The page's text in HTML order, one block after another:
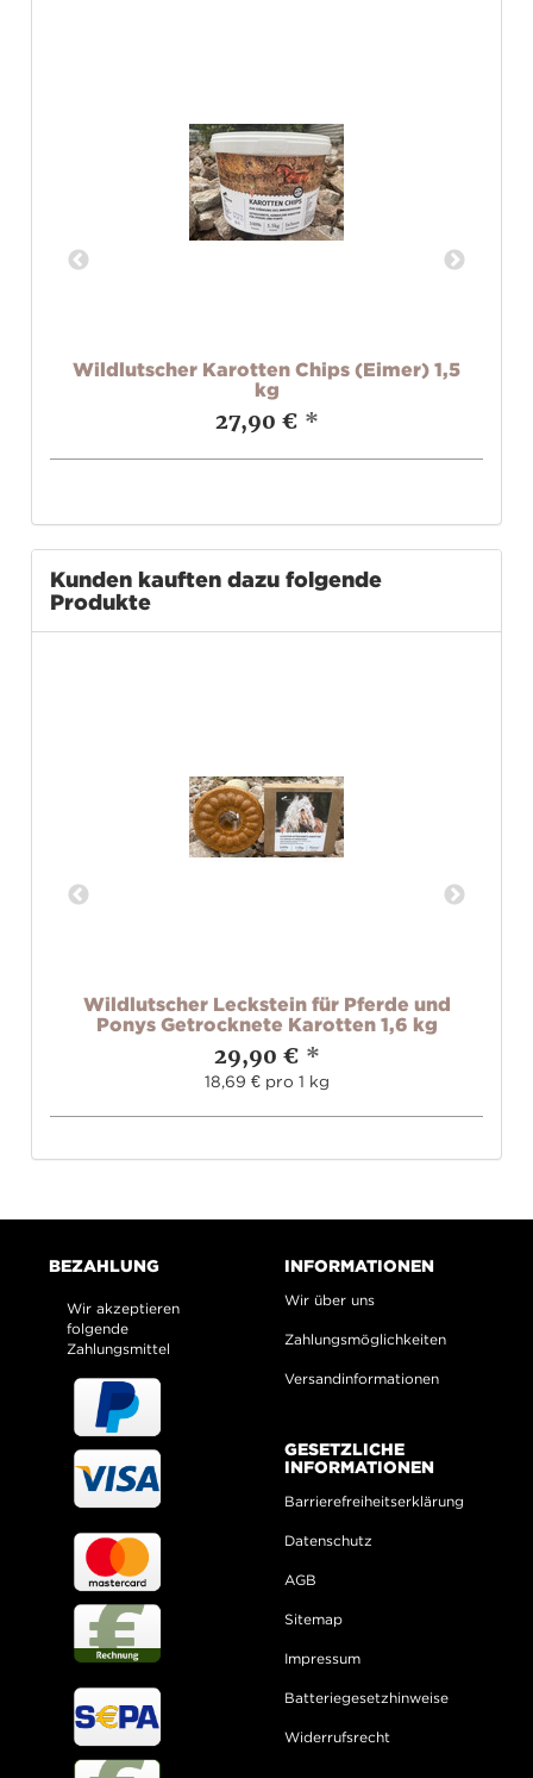
Wildlutscher Karotten Chips (Eimer) 1,5
kg
27,90 € *
Kunden kauften dazu folgende
Produkte
Wildlutscher Leckstein für Pferde und
Ponys Getrocknete Karotten 1,6 kg
29,90 € *
18,69 € pro 1 kg
BEZAHLUNG
Wir akzeptieren
folgende
Zahlungsmittel
INFORMATIONEN
Wir über uns
Zahlungsmöglichkeiten
Versandinformationen
GESETZLICHE
INFORMATIONEN
Barrierefreiheitserklärung
Datenschutz
AGB
Sitemap
Impressum
Batteriegesetzhinweise
Widerrufsrecht